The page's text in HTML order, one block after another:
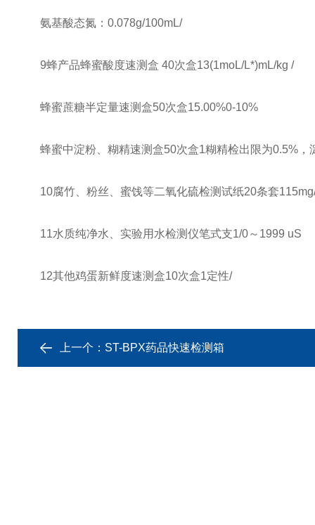
氨基酸态氮：0.078g/100mL/
9蜂产品蜂蜜酸度速测盒 40次盒13(1moL/L*)mL/kg /
蜂蜜蔗糖半定量速测盒50次盒15.00%0-10%
蜂蜜中淀粉、糊精速测盒50次盒1糊精检出限为0.5%，
10腐竹、粉丝、蜜饯等二氧化硫检测试纸20条套
11水质纯净水、实验用水检测仪笔式支1/0～1999 uS
12其他鸡蛋新鲜度速测盒10次盒1定性/
上一个： ST-BPX药品快速检测箱